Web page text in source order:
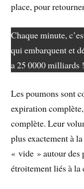
place, pour
Chaque minute,
qui embarquent et
a 25 0000 milliards !
Les poumons sont
expiration
complète. Leur
plus exactement à
« vide » autour des
étroitement liés à la